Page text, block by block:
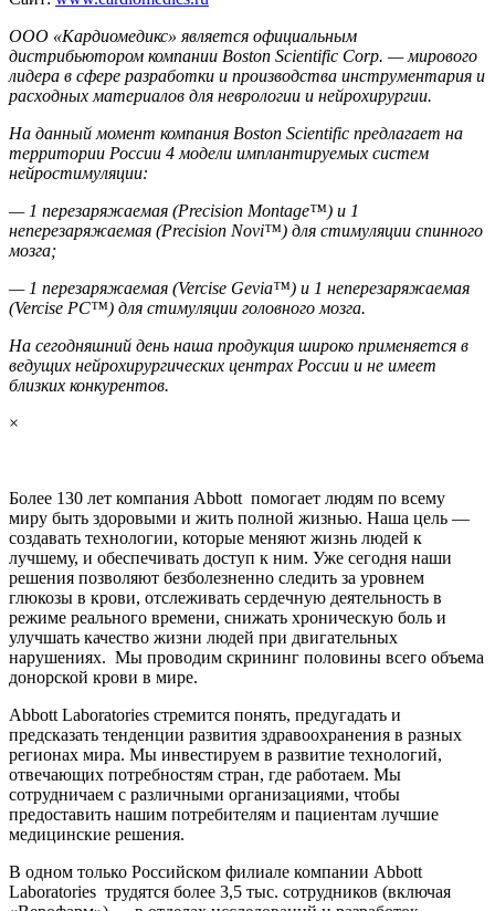
ООО «Кардиомедикс» является официальным
дистрибьютором компании Boston Scientific Corp. — мирового
лидера в сфере разработки и производства инструментария и
расходных материалов для неврологии и нейрохирургии.
На данный момент компания Boston Scientific предлагает на
территории России 4 модели имплантируемых систем
нейростимуляции:
— 1 перезаряжаемая (Precision Montage™) и 1
неперезаряжаемая (Precision Novi™) для стимуляции спинного
мозга;
— 1 перезаряжаемая (Vercise Gevia™) и 1 неперезаряжаемая
(Vercise PC™) для стимуляции головного мозга.
На сегодняшний день наша продукция широко применяется в
ведущих нейрохирургических центрах России и не имеет
близких конкурентов.
×
Более 130 лет компания Abbott помогает людям по всему
миру быть здоровыми и жить полной жизнью. Наша цель —
создавать технологии, которые меняют жизнь людей к
лучшему, и обеспечивать доступ к ним. Уже сегодня наши
решения позволяют безболезненно следить за уровнем
глюкозы в крови, отслеживать сердечную деятельность в
режиме реального времени, снижать хроническую боль и
улучшать качество жизни людей при двигательных
нарушениях. Мы проводим скрининг половины всего объема
донорской крови в мире.
Abbott Laboratories стремится понять, предугадать и
предсказать тенденции развития здравоохранения в разных
регионах мира. Мы инвестируем в развитие технологий,
отвечающих потребностям стран, где работаем. Мы
сотрудничаем с различными организациями, чтобы
предоставить нашим потребителям и пациентам лучшие
медицинские решения.
В одном только Российском филиале компании Abbott
Laboratories трудятся более 3,5 тыс. сотрудников (включая